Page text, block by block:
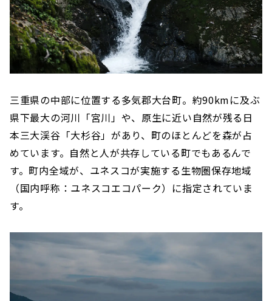
三重県の中部に位置する多気郡大台町。約90kmに及ぶ
県下最大の河川「宮川」や、原生に近い自然が残る日
本三大渓谷「大杉谷」があり、町のほとんどを森が占
めています。自然と人が共存している町でもあるんで
す。町内全域が、ユネスコが実施する生物圏保存地域
（国内呼称：ユネスコエコパーク）に指定されていま
す。